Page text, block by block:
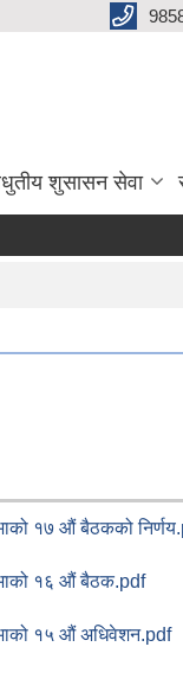
शुसासन सेवा
१७ औं बैठकको
१६ औं बैठक.pdf
१५ औं अधिवेशन.pdf